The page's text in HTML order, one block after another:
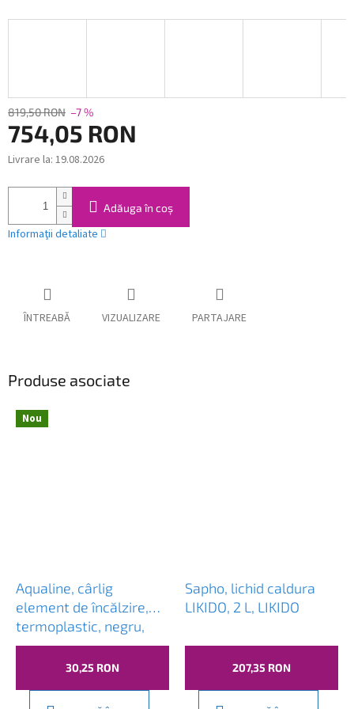
819,50 RON –7 %
754,05 RON
Evaluare
Livrare la: 19.08.2026
Adăuga în coş
Informaţii detaliate
ÎNTREABĂ VIZUALIZARE PARTAJARE
Produse asociate
Nou
Aqualine, cârlig
element de încălzire,
termoplastic, negru,
202514
30,25 RON
Sapho, lichid caldura
LIKIDO, 2 L, LIKIDO
207,35 RON